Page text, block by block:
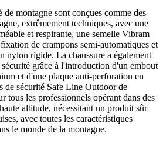
de montagne sont conçues comme des
extrêmement techniques, avec une
et respirante, une semelle Vibram
de crampons semi-automatiques et
nylon rigide. La chaussure a également
grâce à l'introduction d'un embout
et d'une plaque anti-perforation en
de sécurité Safe Line Outdoor de
tous les professionnels opérant dans des
altitude, nécessitant un produit sûr
avec toutes les caractéristiques
le monde de la montagne.